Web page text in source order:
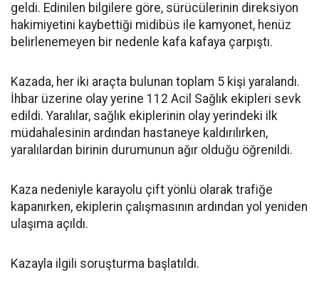
geldi. Edinilen bilgilere göre, sürücülerinin direksiyon
hakimiyetini kaybettiği midibüs ile kamyonet, henüz
belirlenemeyen bir nedenle kafa kafaya çarpıştı.
Kazada, her iki araçta bulunan toplam 5 kişi yaralandı.
İhbar üzerine olay yerine 112 Acil Sağlık ekipleri sevk
edildi. Yaralılar, sağlık ekiplerinin olay yerindeki ilk
müdahalesinin ardından hastaneye kaldırılırken,
yaralılardan birinin durumunun ağır olduğu öğrenildi.
Kaza nedeniyle karayolu çift yönlü olarak trafiğe
kapanırken, ekiplerin çalışmasının ardından yol yeniden
ulaşıma açıldı.
Kazayla ilgili soruşturma başlatıldı.